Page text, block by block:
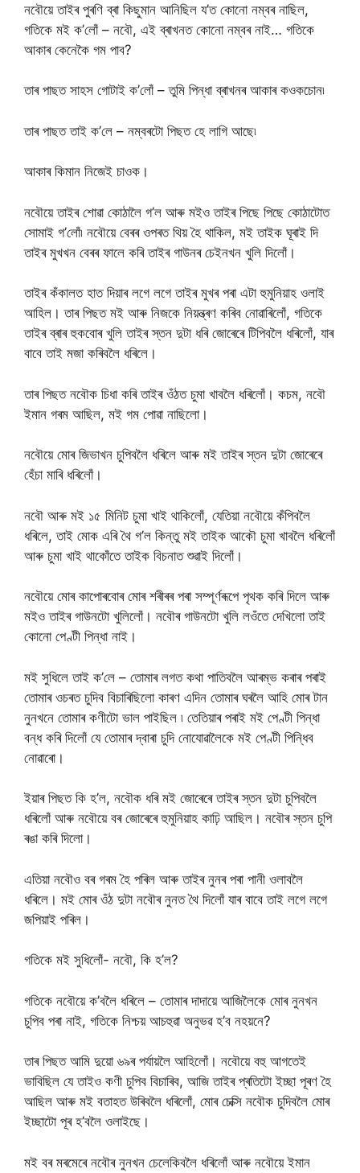
নবৌয়ে তাইৰ পুৰণি ব্ৰা কিছুমান আনিছিল য’ত কোনো নম্বৰ নাছিল,
গতিকে মই ক’লোঁ – নবৌ, এই ব্ৰাখনত কোনো নম্বৰ নাই… গতিকে
আকাৰ কেনেকৈ গম পাব?
তাৰ পাছত সাহস গোটাই ক’লোঁ – তুমি পিন্ধা ব্ৰাখনৰ আকাৰ কওকচোন৷
তাৰ পাছত তাই ক’লে – নম্বৰটো পিছত হে লাগি আছে৷
আকাৰ কিমান নিজেই চাওক।
নবৌয়ে তাইৰ শোৱা কোঠালৈ গ’ল আৰু মইও তাইৰ পিছে পিছে কোঠাটোত
সোমাই গ’লোঁ৷ নবৌয়ে বেৰৰ ওপৰত থিয় হৈ থাকিল, মই তাইক ঘূৰাই দি
তাইৰ মুখখন বেৰৰ ফালে কৰি তাইৰ গাউনৰ চেইনখন খুলি দিলোঁ।
তাইৰ কঁকালত হাত দিয়াৰ লগে লগে তাইৰ মুখৰ পৰা এটা হুমুনিয়াহ ওলাই
আহিল। তাৰ পিছত মই আৰু নিজকে নিয়ন্ত্ৰণ কৰিব নোৱাৰিলোঁ, গতিকে
তাইৰ ব্ৰাৰ হুকবোৰ খুলি তাইৰ স্তন দুটা ধৰি জোৰেৰে টিপিবলৈ ধৰিলোঁ, যাৰ
বাবে তাই মজা কৰিবলৈ ধৰিলে।
তাৰ পিছত নবৌক চিধা কৰি তাইৰ ওঁঠত চুমা খাবলৈ ধৰিলোঁ। কচম, নবৌ
ইমান গৰম আছিল, মই গম পোৱা নাছিলো।
নবৌয়ে মোৰ জিভাখন চুপিবলৈ ধৰিলে আৰু মই তাইৰ স্তন দুটা জোৰেৰে
হেঁচা মাৰি ধৰিলোঁ।
নবৌ আৰু মই ১৫ মিনিট চুমা খাই থাকিলোঁ, যেতিয়া নবৌয়ে কঁপিবলৈ
ধৰিলে, তাই মোক এৰি থৈ গ’ল কিন্তু মই তাইক আকৌ চুমা খাবলৈ ধৰিলোঁ
আৰু চুমা খাই থাকোঁতে তাইক বিচনাত শুৱাই দিলোঁ।
নবৌয়ে মোৰ কাপোৰবোৰ মোৰ শৰীৰৰ পৰা সম্পূৰ্ণৰূপে পৃথক কৰি দিলে আৰু
মইও তাইৰ গাউনটো খুলিলোঁ। নবৌৰ গাউনটো খুলি লওঁতে দেখিলো তাই
কোনো পেণ্টী পিন্ধা নাই।
মই সুধিলে তাই ক’লে – তোমাৰ লগত কথা পাতিবলৈ আৰম্ভ কৰাৰ পৰাই
তোমাৰ ওচৰত চুদিব বিচাৰিছিলো কাৰণ এদিন তোমাৰ ঘৰলৈ আহি মোৰ টান
নুনখনে তোমাৰ কণীটো ভাল পাইছিল ৷ তেতিয়াৰ পৰাই মই পেণ্টী পিন্ধা
বন্ধ কৰি দিলোঁ যে তোমাৰ দ্বাৰা চুদি নোযোৱালৈকে মই পেণ্টী পিন্ধিব
নোৱাৰো।
ইয়াৰ পিছত কি হ’ল, নবৌক ধৰি মই জোৰেৰে তাইৰ স্তন দুটা চুপিবলৈ
ধৰিলোঁ আৰু নবৌয়ে বৰ জোৰেৰে হুমুনিয়াহ কাঢ়ি আছিল। নবৌৰ স্তন চুপি
ৰঙা কৰি দিলো।
এতিয়া নবৌও বৰ গৰম হৈ পৰিল আৰু তাইৰ নুনৰ পৰা পানী ওলাবলৈ
ধৰিলে। মই মোৰ ওঁঠ দুটা নবৌৰ নুনত থৈ দিলোঁ যাৰ বাবে তাই লগে লগে
জপিয়াই পৰিল।
গতিকে মই সুধিলোঁ- নবৌ, কি হ’ল?
গতিকে নবৌয়ে ক’বলৈ ধৰিলে – তোমাৰ দাদায়ে আজিলৈকে মোৰ নুনখন
চুপিব পৰা নাই, গতিকে নিশ্চয় আচহুৱা অনুভৱ হ’ব নহয়নে?
তাৰ পিছত আমি দুয়ো ৬৯ৰ পৰ্যায়লৈ আহিলোঁ। নবৌয়ে বহু আগতেই
ভাবিছিল যে তাইও কণী চুপিব বিচাৰিব, আজি তাইৰ প্ৰতিটো ইচ্ছা পূৰণ হৈ
আছিল আৰু মই বতাহত উৰিবলৈ ধৰিলোঁ, মোৰ চেক্সি নবৌক চুদিবলৈ মোৰ
ইচ্ছাটো পূৰ হ’বলৈ ওলাইছে।
মই বৰ মৰমেৰে নবৌৰ নুনখন চেলেকিবলৈ ধৰিলোঁ আৰু নবৌয়ে ইমান